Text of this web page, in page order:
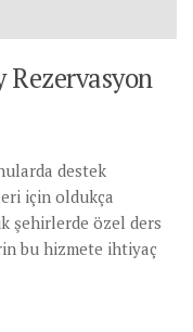
Rezervasyon
destek
için oldukça
şehirlerde özel ders
bu hizmete ihtiyaç